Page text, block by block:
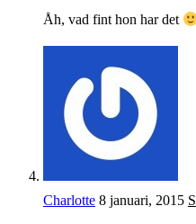
Åh, vad fint hon har det
Charlotte 8 januari, 2015